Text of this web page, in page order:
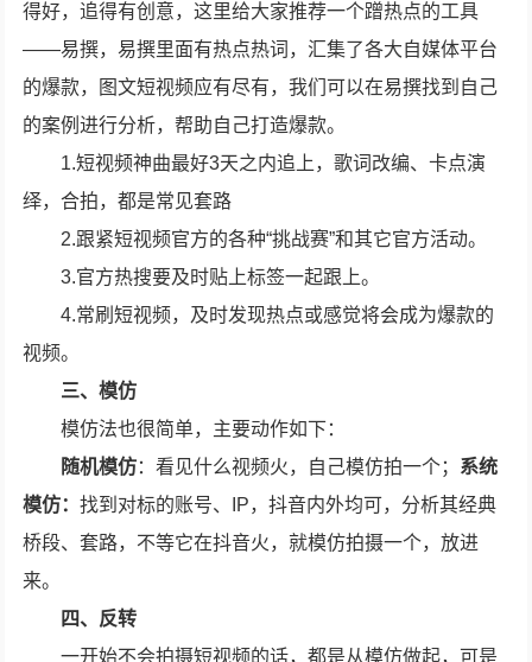
得好，追得有创意，这里给大家推荐一个蹭热点的工具
——易撰，易撰里面有热点热词，汇集了各大自媒体平台
的爆款，图文短视频应有尽有，我们可以在易撰找到自己
的案例进行分析，帮助自己打造爆款。
1.短视频神曲最好3天之内追上，歌词改编、卡点演
绎，合拍，都是常见套路
2.跟紧短视频官方的各种“挑战赛”和其它官方活动。
3.官方热搜要及时贴上标签一起跟上。
4.常刷短视频，及时发现热点或感觉将会成为爆款的
视频。
三、模仿
模仿法也很简单，主要动作如下：
随机模仿：看见什么视频火，自己模仿拍一个； 系统
模仿：找到对标的账号、IP，抖音内外均可，分析其经典
桥段、套路，不等它在抖音火，就模仿拍摄一个，放进
来。
四、反转
一开始不会拍摄短视频的话，都是从模仿做起，可是